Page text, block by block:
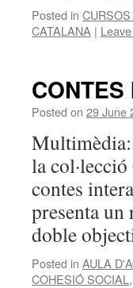
Posted in
CATALANA |
CONTES
Posted on 29 June
Multimèdia:
la
contes
presenta un
doble
Posted in AULA
COHESIÓ SOCIAL ,